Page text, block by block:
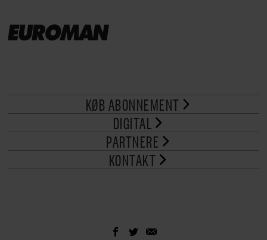
KØB ABONNEMENT
DIGITAL
PARTNERE
KONTAKT